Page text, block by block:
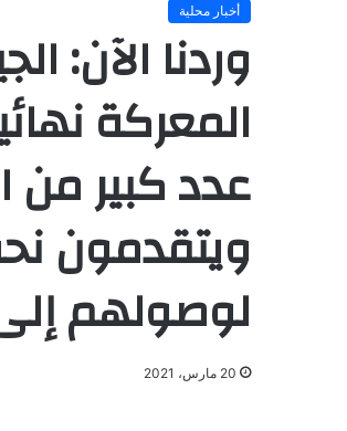
أخبار محلية
وردنا الآن:
المعركة
عدد كبير من
ويتقدمون
لوصولهم
20 مارس، 2021